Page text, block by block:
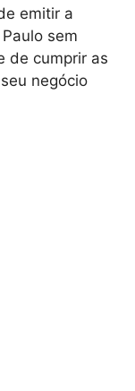
emitir a
sem
de cumprir as
negócio